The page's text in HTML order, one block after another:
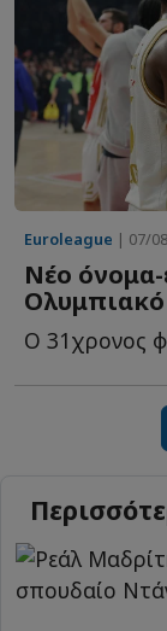
Euroleague | 07/
Νέο
Ολυμπιακό